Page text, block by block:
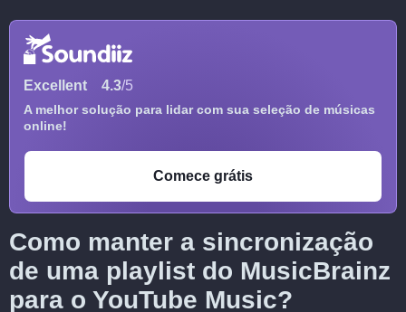
Excellent 4.3/5
A melhor solução para lidar com sua seleção de músicas
online!
Comece grátis
Como manter a sincronização
de uma playlist do MusicBrainz
para o YouTube Music?